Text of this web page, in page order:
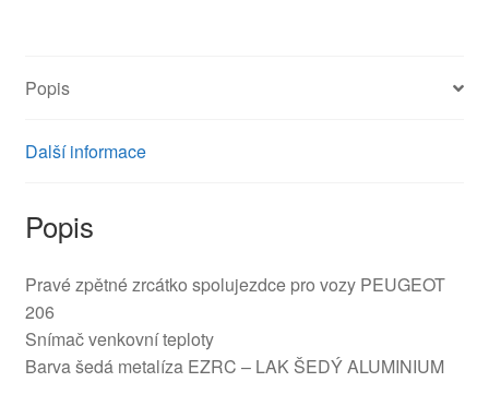
Popis
Další informace
Popis
Pravé zpětné zrcátko spolujezdce pro vozy PEUGEOT
206
Snímač venkovní teploty
Barva šedá metalíza EZRC – LAK ŠEDÝ ALUMINIUM